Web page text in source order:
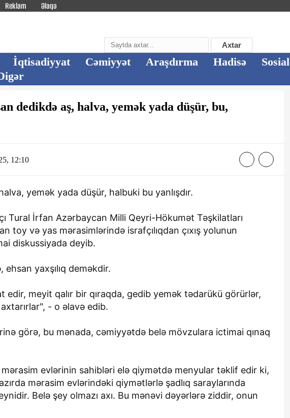
Reklam Əlaqə
Axtar
İqtisadiyyat Cəmiyyət Araşdırma Hadisə Sosial
dedikdə aş, halva, yemək yada düşür, bu,
12:10
yemək yada düşür, halbuki bu yanlışdır.
Tural İrfan Azərbaycan Milli Qeyri-Hökumət Təşkilatları
toy və yas mərasimlərində israfçılıqdan çıxış yolunun
diskussiyada deyib.
yaxşılıq deməkdir.
edir, meyit qalır bir qıraqda, gedib yemək tədarükü görürlər,
- o əlavə edib.
görə, bu mənada, cəmiyyətdə belə mövzulara ictimai qınaq
mərasim evlərinin sahibləri elə qiymətdə menyular təklif edir ki,
mərasim evlərindəki qiymətlərlə şadlıq saraylarında
Belə şey olmazı axı. Bu mənəvi dəyərlərə ziddir, onun